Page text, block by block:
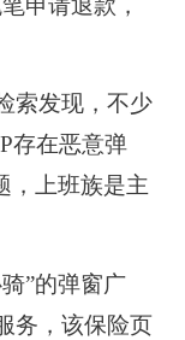
申请退款，
发现，不少
存在恶意弹
，上班族是主
”的弹窗广
务，该保险页